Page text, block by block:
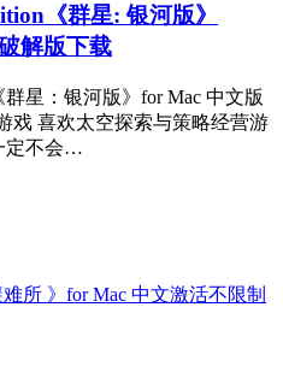
《群星: 银河版》
解版下载
群星：银河版》for Mac 中文版
戏 喜欢太空探索与策略经营游
定不会…